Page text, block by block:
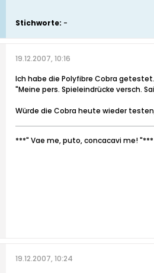
Stichworte: -
19.12.2007, 10:16
Ich habe die Polyfibre Cobra
"Meine pers. Spieleindrücke versch.
Würde die Cobra heute wieder
***" Vae me, puto, concacavi me! "***
19.12.2007, 10:24